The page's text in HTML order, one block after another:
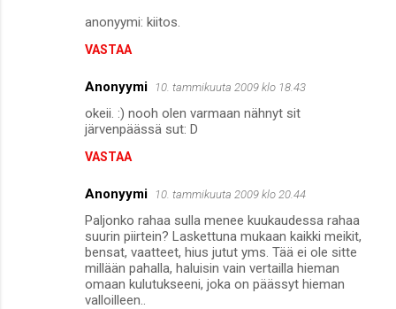
anonyymi: kiitos.
VASTAA
Anonyymi 10. tammikuuta 2009 klo 18.43
okeii. :) nooh olen varmaan nähnyt sit
järvenpäässä sut: D
VASTAA
Anonyymi 10. tammikuuta 2009 klo 20.44
Paljonko rahaa sulla menee kuukaudessa rahaa
suurin piirtein? Laskettuna mukaan kaikki meikit,
bensat, vaatteet, hius jutut yms. Tää ei ole sitte
millään pahalla, haluisin vain vertailla hieman
omaan kulutukseeni, joka on päässyt hieman
valloilleen..